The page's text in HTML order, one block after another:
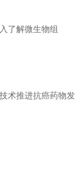
了解微生物组
术推进抗癌药物发